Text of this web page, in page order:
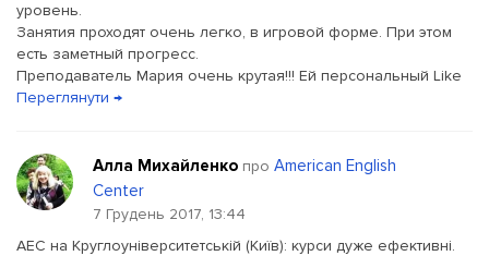
уровень.
Занятия проходят очень легко, в игровой форме. При этом
есть заметный прогресс.
Преподаватель Мария очень крутая!!! Ей персональный Like
Переглянути →
Алла Михайленко про American English
Center
7 Грудень 2017, 13:44
AEC на Круглоуніверситетській (Київ): курси дуже ефективні.